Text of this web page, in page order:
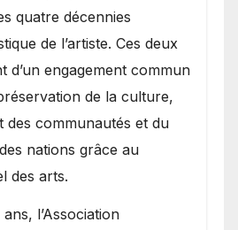
quatre décennies
de l’artiste. Ces deux
d’un engagement commun
de la culture,
communautés et du
nations grâce au
des arts.
l’Association